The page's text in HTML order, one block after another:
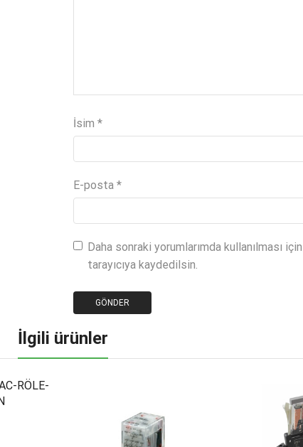
İsim *
E-posta *
Daha sonraki yorumlarımda kullanılması
tarayıcıya kaydedilsin.
İlgili ürünler